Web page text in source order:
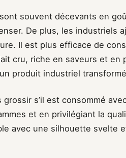
souvent décevants en
De plus, les industriels
Il est plus efficace de
cru, riche en saveurs et en
produit industriel
grossir s’il est consommé
et en privilégiant la
avec une silhouette svelte